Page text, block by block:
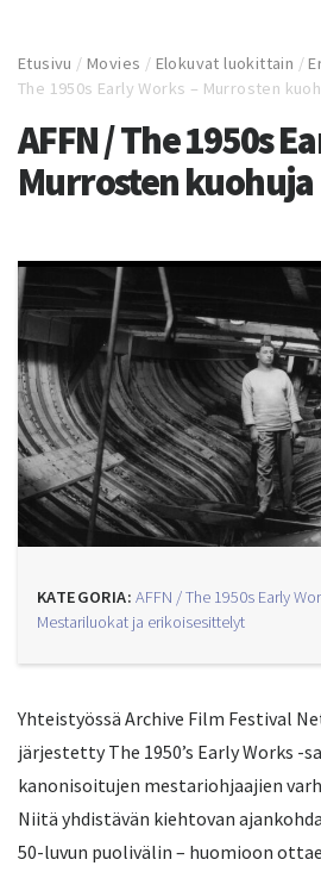
Etusivu /Movies / Elokuvat luokittain /
The 1950s Early Works – Murrosten
AFFN / The 1950s
Murrosten kuohuja
KATEGORIA:AFFN / The 1950s Early
Mestariluokat ja erikoisesittelyt
Yhteistyössä Archive Film Festival
järjestetty The 1950’s Early Works -
kanonisoitujen mestariohjaajien
Niitä yhdistävän kiehtovan
50-luvun puolivälin – huomioon